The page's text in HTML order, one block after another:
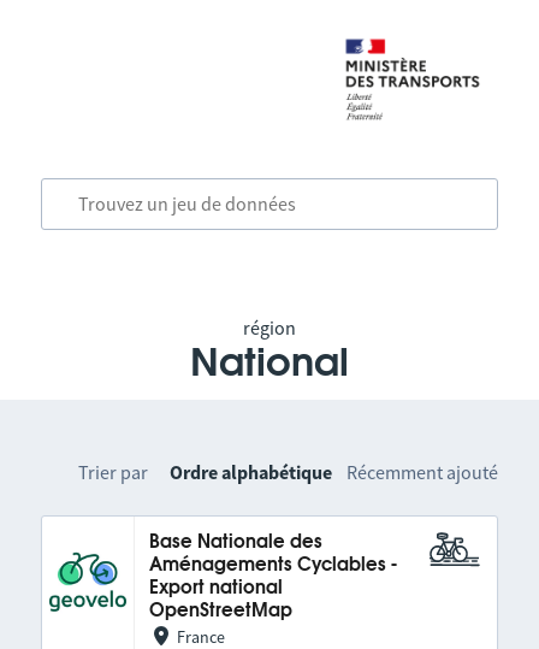
région
National
Trier par Ordre alphabétique Récemment ajouté
Base Nationale des
Aménagements Cyclables -
Export national
OpenStreetMap
France